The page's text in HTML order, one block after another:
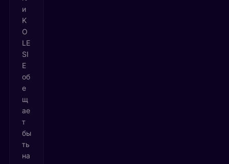
и
K
O
LE
SI
E
об
е
щ
ае
т
бы
ть
на